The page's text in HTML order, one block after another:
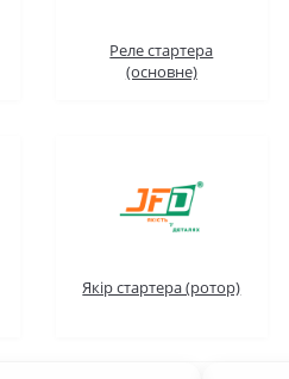
Реле стартера
(основне)
Якір стартера (ротор)